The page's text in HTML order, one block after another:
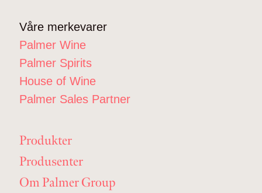
Våre merkevarer
Palmer Wine
Palmer Spirits
House of Wine
Palmer Sales Partner
Produkter
Produsenter
Om Palmer Group